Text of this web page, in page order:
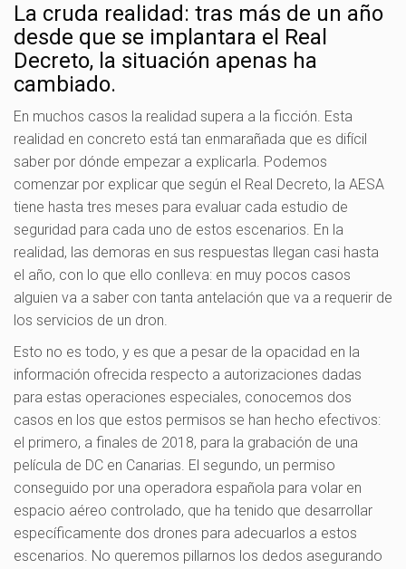
La cruda realidad: tras más de un año
desde que se implantara el Real
Decreto, la situación apenas ha
cambiado.
En muchos casos la realidad supera a la ficción. Esta
realidad en concreto está tan enmarañada que es difícil
saber por dónde empezar a explicarla. Podemos
comenzar por explicar que según el Real Decreto, la AESA
tiene hasta tres meses para evaluar cada estudio de
seguridad para cada uno de estos escenarios. En la
realidad, las demoras en sus respuestas llegan casi hasta
el año, con lo que ello conlleva: en muy pocos casos
alguien va a saber con tanta antelación que va a requerir de
los servicios de un dron.
Esto no es todo, y es que a pesar de la opacidad en la
información ofrecida respecto a autorizaciones dadas
para estas operaciones especiales, conocemos dos
casos en los que estos permisos se han hecho efectivos:
el primero, a finales de 2018, para la grabación de una
película de DC en Canarias. El segundo, un permiso
conseguido por una operadora española para volar en
espacio aéreo controlado, que ha tenido que desarrollar
específicamente dos drones para adecuarlos a estos
escenarios. No queremos pillarnos los dedos asegurando